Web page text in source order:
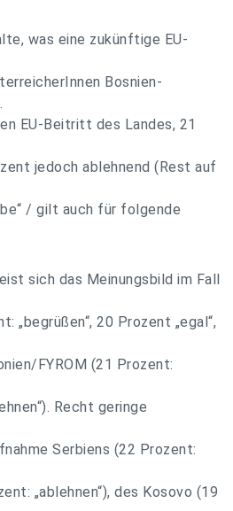
was eine zukünftige EU-
Bosnien-
EU-Beitritt des Landes, 21
jedoch ablehnend (Rest auf
/ gilt auch für folgende
sich das Meinungsbild im Fall
„begrüßen“, 20 Prozent „egal“,
FYROM (21 Prozent:
Recht geringe
Serbiens (22 Prozent:
„ablehnen“), des Kosovo (19